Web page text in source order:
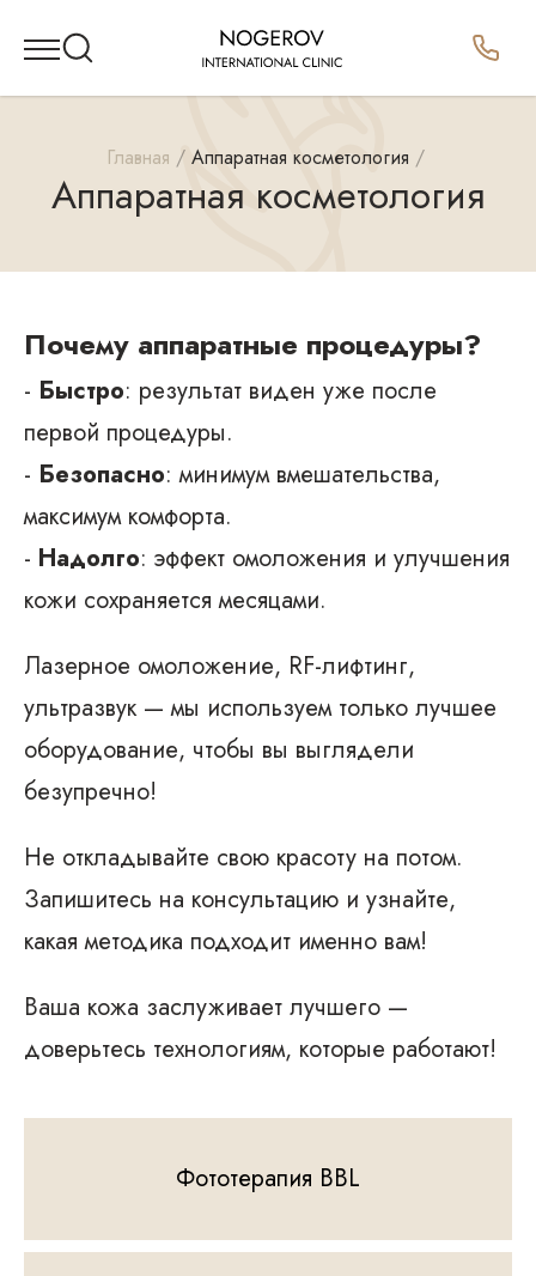
Главная Аппаратная косметология
Аппаратная косметология
Почему аппаратные процедуры?
- Быстро: результат виден уже после
первой процедуры.
- Безопасно: минимум вмешательства,
максимум комфорта.
- Надолго: эффект омоложения и улучшения
кожи сохраняется месяцами.
Лазерное омоложение, RF-лифтинг,
ультразвук — мы используем только лучшее
оборудование, чтобы вы выглядели
безупречно!
Не откладывайте свою красоту на потом.
Запишитесь на консультацию и узнайте,
какая методика подходит именно вам!
Ваша кожа заслуживает лучшего —
доверьтесь технологиям, которые работают!
Фототерапия BBL